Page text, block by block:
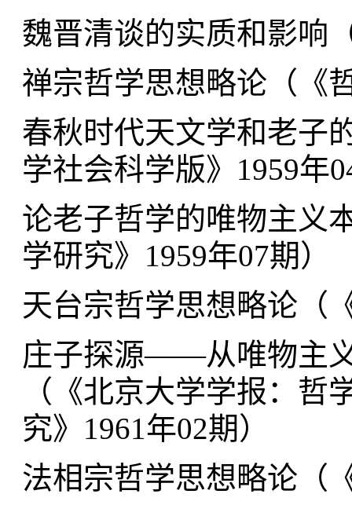
魏晋清谈的实质和影响
禅宗哲学思想略论（ 《
春秋时代天文学和老子
学社会科学版》1959年
论老子哲学的唯物主
学研究》1959年07期 ）
天台宗哲学思想略论（
庄子探源——从唯物主
（ 《北京大学学报：哲
究》1961年02期 ）
法相宗哲学思想略论（